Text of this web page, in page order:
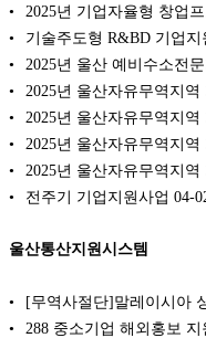
2025년 기업자율형 창업
기술주도형 R&BD 기업
2025년 울산 예비수소전
2025년 울산자유무역지
2025년 울산자유무역지
2025년 울산자유무역지
2025년 울산자유무역지
전주기 기업지원사업 04-
울산통산지원시스템
[무역사절단]말레이시아
288 중소기업 해외홍보